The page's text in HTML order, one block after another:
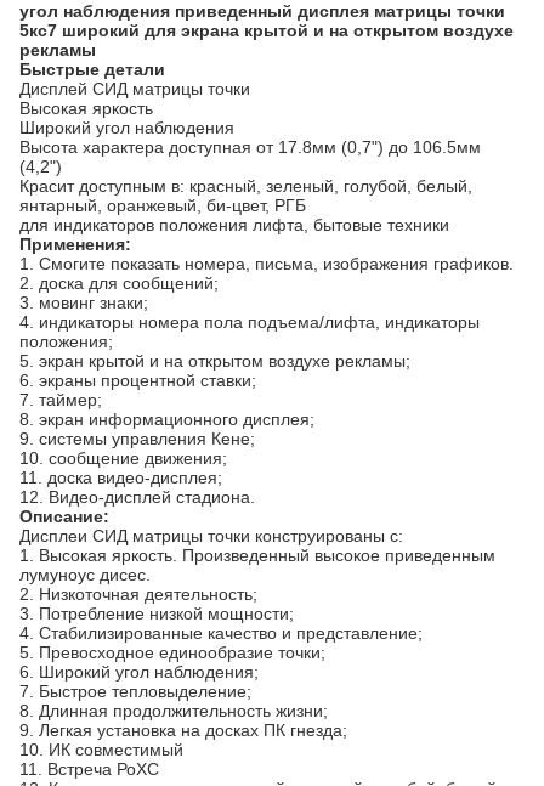
угол наблюдения приведенный дисплея матрицы точки
5кс7 широкий для экрана крытой и на открытом воздухе
рекламы
Быстрые детали
Дисплей СИД матрицы точки
Высокая яркость
Широкий угол наблюдения
Высота характера доступная от 17.8мм (0,7") до 106.5мм
(4,2")
Красит доступным в: красный, зеленый, голубой, белый,
янтарный, оранжевый, би-цвет, РГБ
для индикаторов положения лифта, бытовые техники
Применения:
1. Смогите показать номера, письма, изображения графиков.
2. доска для сообщений;
3. мовинг знаки;
4. индикаторы номера пола подъема/лифта, индикаторы
положения;
5. экран крытой и на открытом воздухе рекламы;
6. экраны процентной ставки;
7. таймер;
8. экран информационного дисплея;
9. системы управления Кене;
10. сообщение движения;
11. доска видео-дисплея;
12. Видео-дисплей стадиона.
Описание:
Дисплеи СИД матрицы точки конструированы с:
1. Высокая яркость. Произведенный высокое приведенным
лумуноус дисес.
2. Низкоточная деятельность;
3. Потребление низкой мощности;
4. Стабилизированные качество и представление;
5. Превосходное единообразие точки;
6. Широкий угол наблюдения;
7. Быстрое тепловыделение;
8. Длинная продолжительность жизни;
9. Легкая установка на досках ПК гнезда;
10. ИК совместимый
11. Встреча РоХС